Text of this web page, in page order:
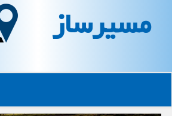
مسیرساز